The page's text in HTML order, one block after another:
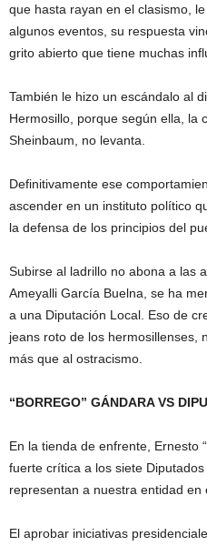
que hasta rayan en el clasismo,
algunos eventos, su respuesta
grito abierto que tiene muchas
También le hizo un escándalo al
Hermosillo, porque según ella, la
Sheinbaum, no levanta.
Definitivamente ese
ascender en un instituto político
la defensa de los principios del
Subirse al ladrillo no abona a las
Ameyalli García Buelna, se ha
a una Diputación Local. Eso de
jeans roto de los hermosillenses,
más que al ostracismo.
“BORREGO” GÁNDARA VS
En la tienda de enfrente, Ernesto
fuerte crítica a los siete
representan a nuestra entidad en
El aprobar iniciativas